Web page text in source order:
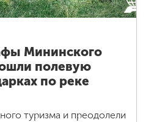
Мининского
полевую
по реке
туризма и преодолели